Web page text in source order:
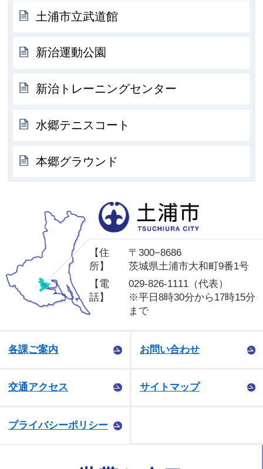
土浦市立武道館
新治運動公園
新治トレーニングセンター
水郷テニスコート
本郷グラウンド
【住
所】
〒300−8686
茨城県土浦市大和町9番1号
【電
話】
029-826-1111（代表）
※平日8時30分から17時15分
まで
各課ご案内 お問い合わせ
交通アクセス サイトマップ
プライバシーポリシー